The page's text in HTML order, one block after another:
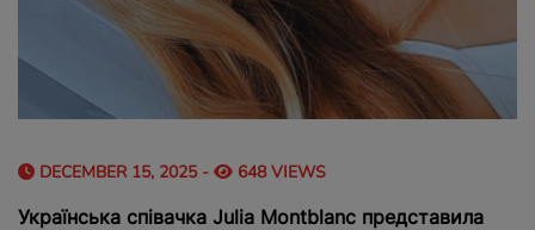
DECEMBER 15, 2025 - 648 VIEWS
Українська співачка Julia Montblanc представила